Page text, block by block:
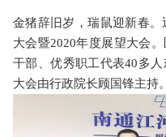
金猪辞旧岁，瑞鼠迎新春。
大会暨2020年度展望大会
干部、优秀职工代表40多人
大会由行政院长顾国锋主持。